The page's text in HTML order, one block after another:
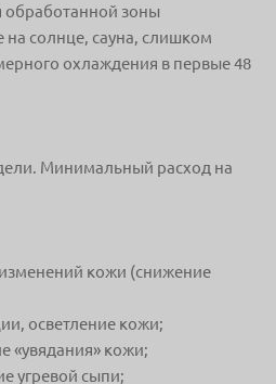
обработанной зоны
солнце, сауна, слишком
охлаждения в первые 48
Минимальный расход на
кожи (снижение
осветление кожи;
«увядания» кожи;
угревой сыпи;